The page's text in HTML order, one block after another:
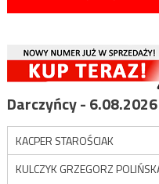
Darczyńcy - 6.08.2026
KACPER STAROŚCIAK
KULCZYK GRZEGORZ